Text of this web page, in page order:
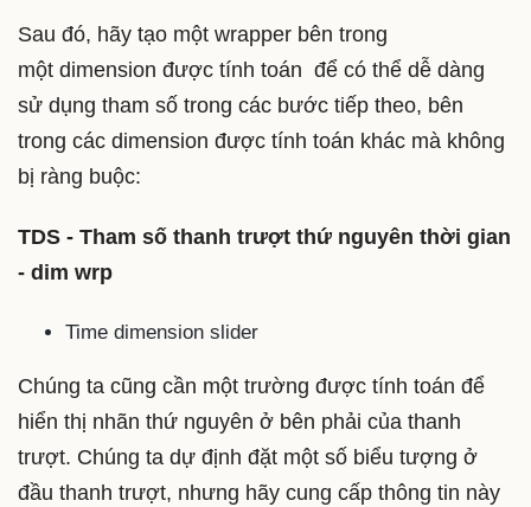
Sau đó, hãy tạo một wrapper bên trong
một dimension được tính toán để có thể dễ dàng
sử dụng tham số trong các bước tiếp theo, bên
trong các dimension được tính toán khác mà không
bị ràng buộc:
TDS - Tham số thanh trượt thứ nguyên thời gian
- dim wrp
Time dimension slider
Chúng ta cũng cần một trường được tính toán để
hiển thị nhãn thứ nguyên ở bên phải của thanh
trượt. Chúng ta dự định đặt một số biểu tượng ở
đầu thanh trượt, nhưng hãy cung cấp thông tin này